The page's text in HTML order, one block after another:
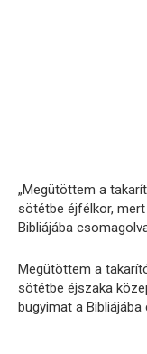
„Megütöttem a
sötétbe éjfélkor,
Bibliájába
Megütöttem a
sötétbe éjszaka
bugyimat a